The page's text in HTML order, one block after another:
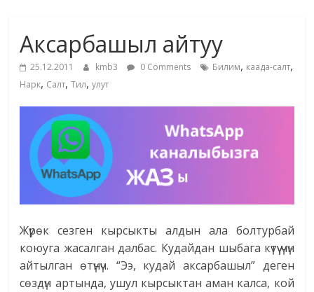
Кыргыз
маданияты
жана
адабияты
Аксарбашыл айтуу
25.12.2011 kmb3 0 Comments Билим, каада-салт,
Нарк, Салт,Тил,улут
Жүрөк сезген кырсыкты алдын ала болтурбай
коюуга жасалган далбас. Кудайдан шыбага күтүү үчүн
айтылган өтүнүч. “Ээ, кудай аксарбашыл” деген
сөздүн артында, ушул кырсыктан аман калса, кой